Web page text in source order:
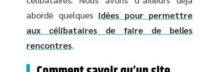
abordé quelques idées pour permettre
aux célibataires de faire de belles
rencontres.